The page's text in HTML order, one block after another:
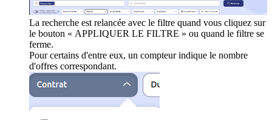
La recherche est relancée avec le filtre quand vous cliquez sur
le bouton « APPLIQUER LE FILTRE » ou quand le filtre se
ferme.
Pour certains d'entre eux, un compteur indique le nombre
d'offres correspondant.